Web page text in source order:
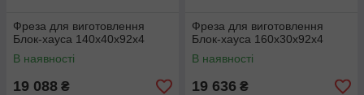
Фреза для виготовлення
Блок-хауса 140х40х92х4
В наявності
19 088 ₴
Фреза для виготовлення
Блок-хауса 160х30х92х4
В наявності
19 636 ₴